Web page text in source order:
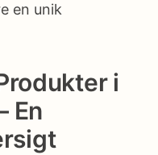
en unik
i
En